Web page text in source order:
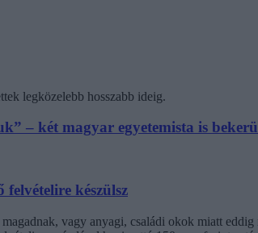
legközelebb hosszabb ideig.
– két magyar egyetemista is
készülsz
vagy anyagi, családi okok miatt